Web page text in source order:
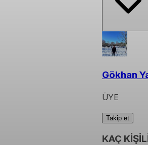
Gökhan
ÜYE
Takip et
KAÇ